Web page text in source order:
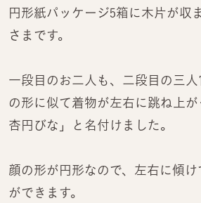
円形紙パッケージ5箱に木片が収
さまです。
一段目のお二人も、二段目の三
の形に似て着物が左右に跳ね上
杏円びな」と名付けました。
顔の形が円形なので、左右に傾け
ができます。